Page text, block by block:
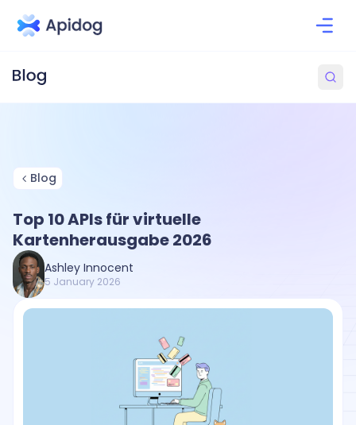
Blog
Top 10 APIs für virtuelle
Kartenherausgabe 2026
Ashley Innocent
5 January 2026